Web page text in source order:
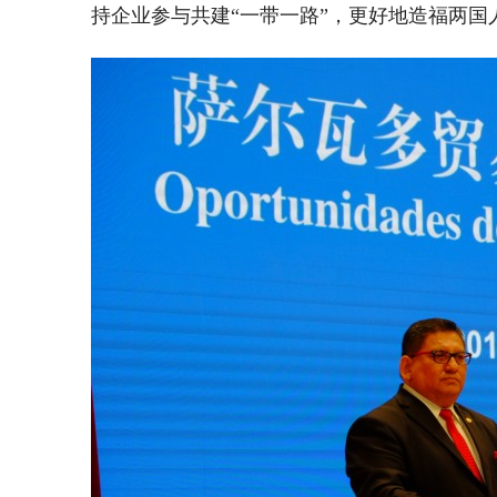
持企业参与共建“一带一路”，更好地造福两国